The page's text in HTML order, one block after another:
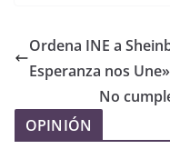
Ordena INE a
Esperanza nos Une»
No
OPINIÓN